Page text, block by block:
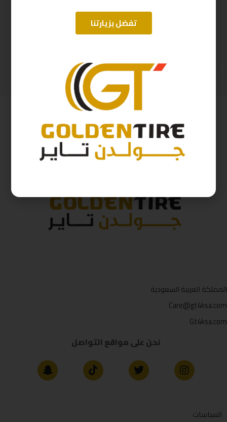
( شامل الضريبة ) 441ر.س 397
المملكة العربية السعودية
Care@gt4ksa.com
Gt4ksa.com
نحن على مواقع التواصل
السياسات
تفضل بزيارتنا